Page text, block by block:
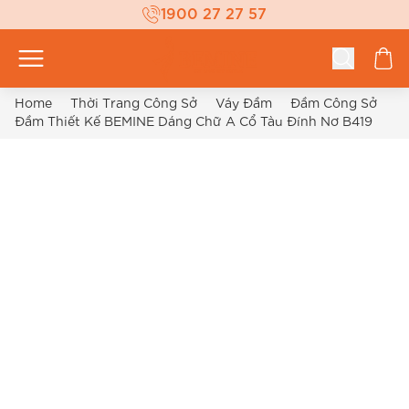
1900 27 27 57
Home Thời Trang Công Sở Váy Đầm
Đầm Công Sở
Đầm Thiết Kế BEMINE Dáng Chữ A Cổ Tàu Đính Nơ B419